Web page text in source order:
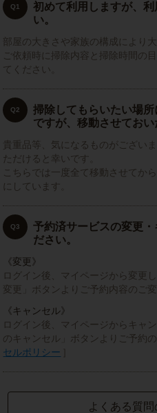
Q1
初めて利用しますが、
い。
部屋の大きさや家族の構成により
ご依頼時に掃除内容と掃除時間の
てください。
Q2
掃除してもらいたい場
ですが、移動させておい
貴重品等、気になるものがござい
ただけると幸いです。
こちらでは一度全て移動させてか
にしています。
Q3
予約済サービスの変更
ださい。
《変更》
ログイン後、マイページから変更
変更」ボタンよりご予約内容のご変
《キャンセル》
ログイン後、マイページからキャ
のキャンセル」ボタンよりご予約
セルポリシー
よくある質